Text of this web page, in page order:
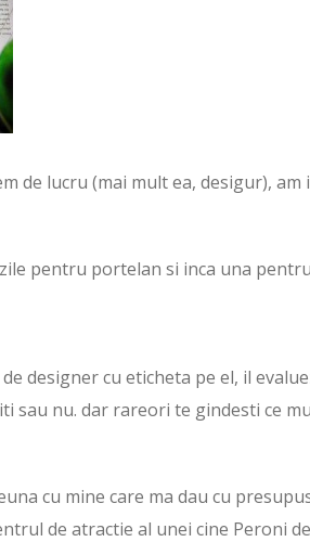
de lucru (mai mult ea, desigur),
pentru portelan si inca una
designer cu eticheta pe el, il
sau nu. dar rareori te gindesti ce
cu mine care ma dau cu
de atractie al unei cine Peroni